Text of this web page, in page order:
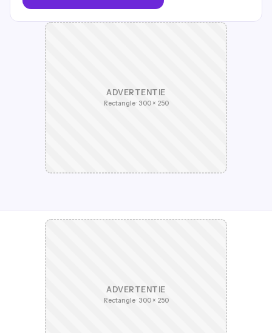
ADVERTENTIE
Rectangle · 300 × 250
ADVERTENTIE
Rectangle · 300 × 250